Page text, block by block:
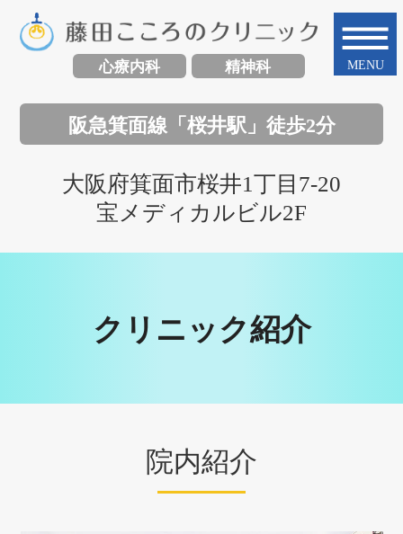
心療内科 精神科
阪急箕面線「桜井駅」徒歩2分
大阪府箕面市桜井1丁目7-20
宝メディカルビル2F
クリニック紹介
院内紹介